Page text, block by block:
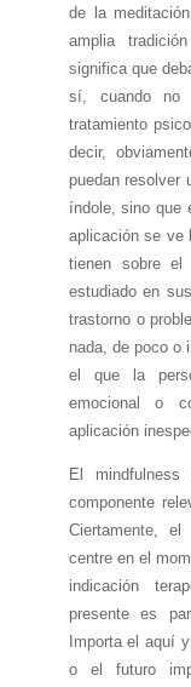
de la
amplia
significa que
sí, cuando no
tratamiento
decir,
puedan resolver
índole, sino que
aplicación se ve
tienen sobre el
estudiado en
trastorno o
nada, de poco o
el que la
emocional o
aplicación
El
componente
Ciertamente,
centre en el
indicación
presente es
Importa el aquí
o el futuro